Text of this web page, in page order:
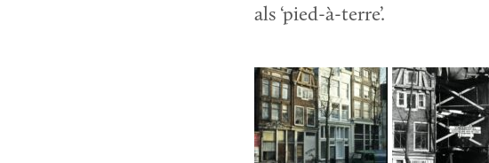
als ‘pied-à-terre’.